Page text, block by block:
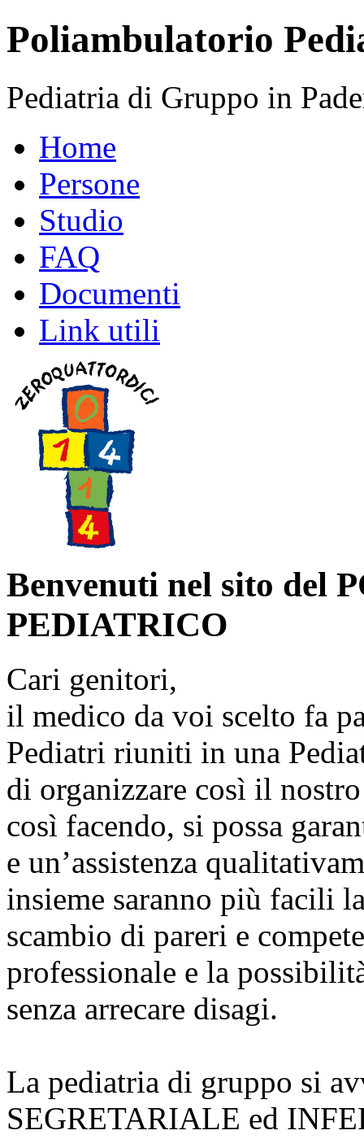
Poliambulatorio
Pediatria di Gruppo in
Home
Persone
Studio
FAQ
Documenti
Link utili
Benvenuti nel sito del
PEDIATRICO
Cari genitori,
il medico da voi scelto fa
Pediatri riuniti in una
di organizzare così il
così facendo, si possa
e un’assistenza
insieme saranno più facili
scambio di pareri e
professionale e la
senza arrecare disagi.
La pediatria di gruppo si
SEGRETARIALE ed